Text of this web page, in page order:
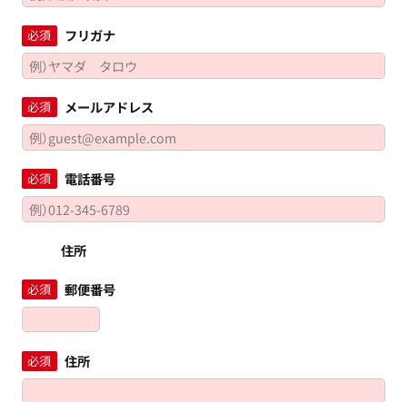
フリガナ
必須
メールアドレス
必須
電話番号
必須
住所
郵便番号
必須
住所
必須